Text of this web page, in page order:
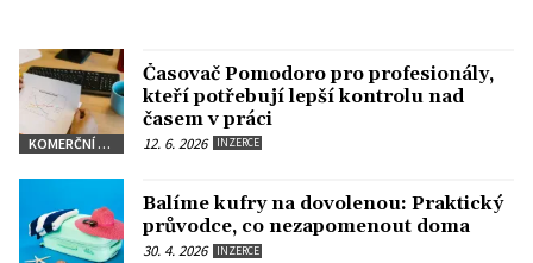
KOMERČNÍ SDĚLENÍ
Časovač Pomodoro pro profesionály,
kteří potřebují lepší kontrolu nad
časem v práci
12. 6. 2026 INZERCE
Balíme kufry na dovolenou: Praktický
průvodce, co nezapomenout doma
30. 4. 2026 INZERCE